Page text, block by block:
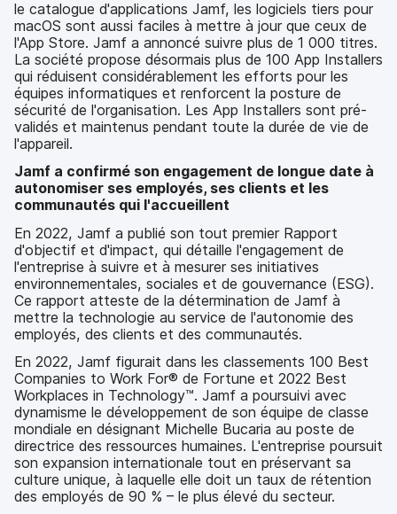
le catalogue d'applications Jamf, les logiciels tiers pour
macOS sont aussi faciles à mettre à jour que ceux de
l'App Store. Jamf a annoncé suivre plus de 1 000 titres.
La société propose désormais plus de 100 App Installers
qui réduisent considérablement les efforts pour les
équipes informatiques et renforcent la posture de
sécurité de l'organisation. Les App Installers sont pré-
validés et maintenus pendant toute la durée de vie de
l'appareil.
Jamf a confirmé son engagement de longue date à
autonomiser ses employés, ses clients et les
communautés qui l'accueillent
En 2022, Jamf a publié son tout premier Rapport
d'objectif et d'impact, qui détaille l'engagement de
l'entreprise à suivre et à mesurer ses initiatives
environnementales, sociales et de gouvernance (ESG).
Ce rapport atteste de la détermination de Jamf à
mettre la technologie au service de l'autonomie des
employés, des clients et des communautés.
En 2022, Jamf figurait dans les classements 100 Best
Companies to Work For® de Fortune et 2022 Best
Workplaces in Technology™. Jamf a poursuivi avec
dynamisme le développement de son équipe de classe
mondiale en désignant Michelle Bucaria au poste de
directrice des ressources humaines. L'entreprise poursuit
son expansion internationale tout en préservant sa
culture unique, à laquelle elle doit un taux de rétention
des employés de 90 % – le plus élevé du secteur.